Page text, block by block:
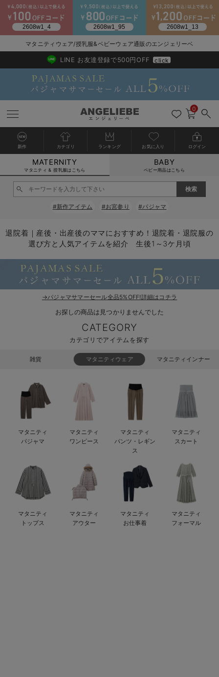
マタニティウェア全て
マタニティ ワンピース
マタニティ スカート
マタニティ トップス
マタニティ アウター（コート）・ママコート
マタニティ 下着・インナー全て
授乳ブラ・マタニティブラ（マタニティインナー・産後用品）
妊婦帯・腹帯・産前ガードル
マタニティ 授乳 キャミソール
産褥ショーツ
授乳服全て
マタニティ フォーマル全て
マタニティ スーツ
マタニティ ドレス（結婚式・お呼ばれ）
マタニティ フォーマル パンツ・ボトムス
授乳用品全て
妊婦用 抱き枕・授乳クッション
マタニティレッグウェア全て
マタニティストッキング・タイツ
マタニティ ボディケア全て
アウトレット全て
【アウトレット】ワンピース
【アウトレット】ボトムス
【アウトレット】パジャマ
【アウトレット】インナー
特集全て
見えてもカワイイ
コットン素材
冷房対策
快適機能ウェア特集 トップス
快適機能ウェア特集 ボトムス
erbaviva（エルバビーバ）
安心の日本製。先輩ママが買ってよかった！本当に必要な出産準備品
ハレの日に着るANGELIEBEのセレモニー
冬に可愛いニットがお得！
再入荷全て
再入荷｜インナー
戻る
送料無料アイテム全て
ワンピース
パンツ
パジャマ
戻る
ブラキャミ おまとめ
戻る
【37周年祭セール】
【37周年祭セール】
戻る
気温差別オススメア
【15℃】3月下旬～
戻る
動きやすく着回しで
戻る
強撚スムース(コスパ
戻る
マタニティウェア
【おまとめ割】パジ
戻る
こだわりの履き心地
カジュアル
レギンス
戻る
ジャケット派
きれいめスカート派
ツィード派
戻る
出産準備応援割全て
マタニティパジャマ
ベビー
戻る
【オフィスカジュア
戻る
レギンスタイプ
戻る
【フォーマル】ワン
【フォーマル】トッ
戻る
【ベビー】長袖
【ベビー】グッズ
戻る
ハンカチ
コンビ肌着
セット
戻る
快適ウェア10%OFF
戻る
春のマタニティワン
セットアップ・ レイ
Iライン ・タイトシル
ワーク・オフィス
戻る
Gift Selection 出産
〜3,000円（税込）
〜10,000円（税込）
女の子におススメの
何枚あっても嬉しい
長く使えるアイテム
戻る
冬の冷え対策インナ
薄くてあったか
腹巻・ひざ上パンツ
レギンス・タイツ
戻る
入院準備の持ち物チ
入院してすぐ使うグ
産後に使うグッズ
戻る
冬のあったか特集全て
【冬のあったか特集
【冬のあったか特集
マタニティウェア/授乳服&ベビーウェア通販のエンジェリーベ
2026/NewArrival
送料495円(一部地域を除く) 7,700円以上で送料無料
LINE お友達登録で500円OFF click
0
新作 カテゴリ ランキング お気に入り ログイン
MATERNITY
マタニティ & 授乳服はこちら
BABY
ベビー用品はこちら
#新作アイテム #お宮参り #パジャマ
退院着｜産後・出産後のママにおすすめ！退院着・退院服の
選び方と人気アイテムを紹介 生後1～3ケ月頃
→パジャマサマーセール全品5%OFF!詳細はコチラ
お探しの商品は見つかりませんでした
CATEGORY
カテゴリでアイテムを探す
雑貨 マタニティウェア マタニティインナー
マタニティ
パジャマ
マタニティ
ワンピース
マタニティ
パンツ・レギン
ス
マタニティ
スカート
マタニティ
トップス
マタニティ
アウター
マタニティ
お仕事着
マタニティ
フォーマル
カートに入れる
閉じる